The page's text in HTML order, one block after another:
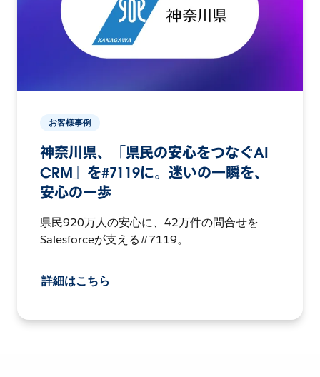
お客様事例
神奈川県、「県民の安心をつなぐAI
CRM」を#7119に。迷いの一瞬を、
安心の一歩
県民920万人の安心に、42万件の問合せを
Salesforceが支える#7119。
詳細はこちら